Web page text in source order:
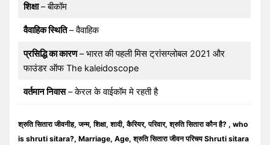
शिक्षा– बीकॉम
वैवाहिक स्थिति– वैवाहिक
प्रसिद्धि का कारण– भारत की पहली मिस ट्रांसग्लोबल 2021 और
फाउंडर ऑफ The kaleidoscope
वर्तमान निवास– केरल के वाईकॉम मे रहती है
श्रुति सितारा जीवनीह, जन्म, शिक्षा, शादी, कैरियर, परिवार, श्रुति सितारा कौन है? , who
is shruti sitara?, Marriage, Age, श्रुति सितारा जीवन परिचय Shruti sitara